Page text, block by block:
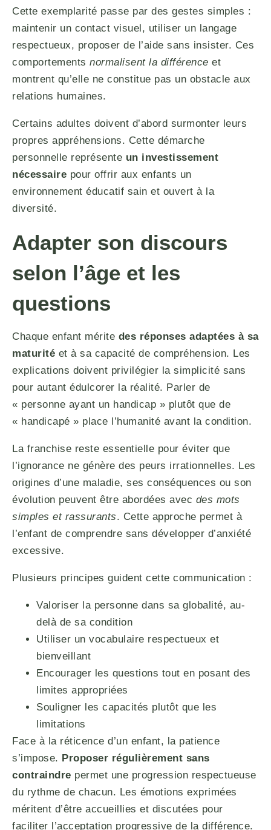
Cette exemplarité passe par des gestes simples :
maintenir un contact visuel, utiliser un langage
respectueux, proposer de l’aide sans insister. Ces
comportements normalisent la différence et
montrent qu’elle ne constitue pas un obstacle aux
relations humaines.
Certains adultes doivent d’abord surmonter leurs
propres appréhensions. Cette démarche
personnelle représente un investissement
nécessaire pour offrir aux enfants un
environnement éducatif sain et ouvert à la
diversité.
Adapter son discours
selon l’âge et les
questions
Chaque enfant mérite des réponses adaptées à sa
maturité et à sa capacité de compréhension. Les
explications doivent privilégier la simplicité sans
pour autant édulcorer la réalité. Parler de
« personne ayant un handicap » plutôt que de
« handicapé » place l’humanité avant la condition.
La franchise reste essentielle pour éviter que
l’ignorance ne génère des peurs irrationnelles. Les
origines d’une maladie, ses conséquences ou son
évolution peuvent être abordées avec des mots
simples et rassurants. Cette approche permet à
l’enfant de comprendre sans développer d’anxiété
excessive.
Plusieurs principes guident cette communication :
Valoriser la personne dans sa globalité, au-
delà de sa condition
Utiliser un vocabulaire respectueux et
bienveillant
Encourager les questions tout en posant des
limites appropriées
Souligner les capacités plutôt que les
limitations
Face à la réticence d’un enfant, la patience
s’impose. Proposer régulièrement sans
contraindre permet une progression respectueuse
du rythme de chacun. Les émotions exprimées
méritent d’être accueillies et discutées pour
faciliter l’acceptation progressive de la différence.